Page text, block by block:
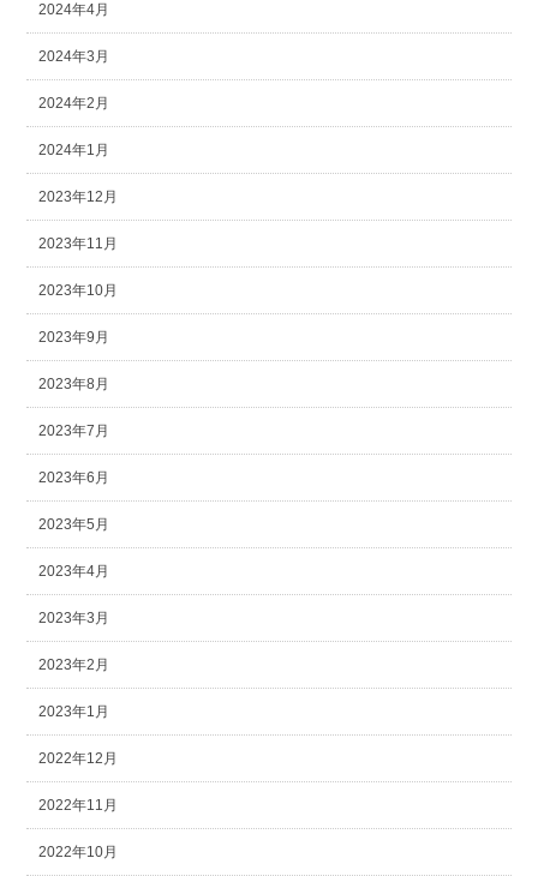
2024年4月
2024年3月
2024年2月
2024年1月
2023年12月
2023年11月
2023年10月
2023年9月
2023年8月
2023年7月
2023年6月
2023年5月
2023年4月
2023年3月
2023年2月
2023年1月
2022年12月
2022年11月
2022年10月